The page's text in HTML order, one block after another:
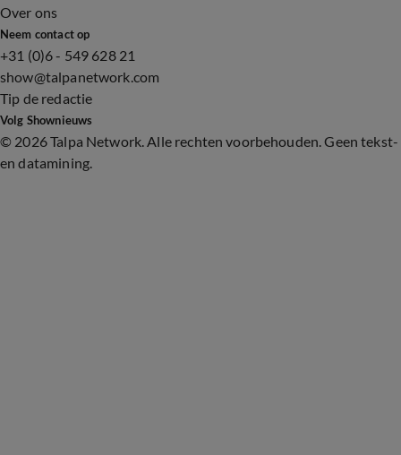
Over ons
Neem contact op
+31 (0)6 - 549 628 21
show@talpanetwork.com
Tip de redactie
Volg Shownieuws
© 2026 Talpa Network. Alle rechten voorbehouden. Geen tekst-
en datamining.